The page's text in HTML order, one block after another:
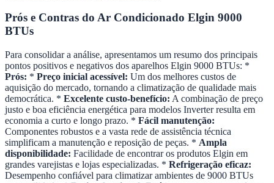
Prós e Contras do Ar Condicionado Elgin 9000
BTUs
Para consolidar a análise, apresentamos um resumo dos principais
pontos positivos e negativos dos aparelhos Elgin 9000 BTUs: *
Prós: * Preço inicial acessível: Um dos melhores custos de
aquisição do mercado, tornando a climatização de qualidade mais
democrática. * Excelente custo-benefício: A combinação de preço
justo e boa eficiência energética para modelos Inverter resulta em
economia a curto e longo prazo. * Fácil manutenção:
Componentes robustos e a vasta rede de assistência técnica
simplificam a manutenção e reposição de peças. * Ampla
disponibilidade: Facilidade de encontrar os produtos Elgin em
grandes varejistas e lojas especializadas. * Refrigeração eficaz:
Desempenho confiável para climatizar ambientes de 9000 BTUs